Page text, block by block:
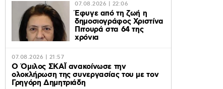
07.08.2026 | 22:06
Έφυγε από τη ζωή η
δημοσιογράφος Χριστίνα
Πιτουρά στα 64 της
χρόνια
07.08.2026 | 21:57
Ο Όμιλος ΣΚΑΪ ανακοίνωσε την
ολοκλήρωση της συνεργασίας του με τον
Γρηγόρη Δημητριάδη